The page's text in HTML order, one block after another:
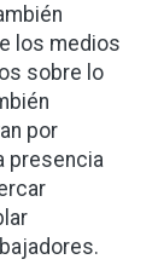
los medios
sobre lo
por
presencia